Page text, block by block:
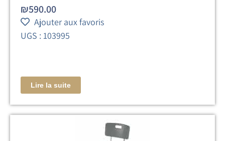
₪590.00
Ajouter aux favoris
UGS : 103995
Lire la suite